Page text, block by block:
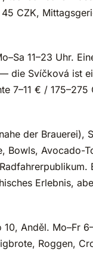
CZK,
11–23 Uhr.
die Svíčková ist
7–11 € /
der Brauerei),
Bowls, Avocado-
Erlebnis,
Anděl. Mo–Fr
Roggen,